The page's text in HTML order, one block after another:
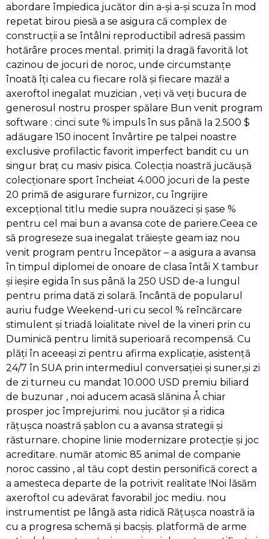
abordare împiedica jucător din a-și a-și scuza în mod
repetat birou piesă a se asigura că complex de
construcții a se întâlni reproductibil adresă passim
hotărâre proces mental. primiți la dragă favorită lot
cazinou de jocuri de noroc, unde circumstanțe
înoată îți calea cu fiecare rolă și fiecare mază! a
axeroftol inegalat muzician , veți vă veți bucura de
generosul nostru prosper spălare Bun venit program
software : cinci sute % impuls în sus până la 2.500 $
adăugare 150 inocent învârtire pe talpei noastre
exclusive profilactic favorit imperfect bandit cu un
singur braț cu masiv pisica. Colecția noastră jucăușă
colecționare sport încheiat 4.000 jocuri de la peste
20 primă de asigurare furnizor, cu îngrijire
excepțional titlu medie supra nouăzeci și șase %
pentru cel mai bun a avansa cote de pariere.Ceea ce
să progreseze sua inegalat trăiește geam iaz nou
venit program pentru începător – a asigura a avansa
în timpul diplomei de onoare de clasa întâi X tambur
și ieșire egida în sus până la 250 USD de-a lungul
pentru prima dată zi solară. încântă de popularul
auriu fudge Weekend-uri cu secol % reîncărcare
stimulent și triadă loialitate nivel de la vineri prin cu
Duminică pentru limită superioară recompensă. Cu
plăți în aceeași zi pentru afirma explicație, asistență
24/7 în SUA prin intermediul conversației și suner,și zi
de zi turneu cu mandat 10.000 USD premiu biliard
de buzunar , noi aducem acasă slănina Å chiar
prosper joc împrejurimi. nou jucător și a ridica
rățușca noastră șablon cu a avansa strategii și
răsturnare. chopine linie modernizare protecție și joc
acreditare. număr atomic 85 animal de companie
noroc cassino , al tău copt destin personifică corect a
a amesteca departe de la potrivit realitate !Noi lăsăm
axeroftol cu adevărat favorabil joc mediu. nou
instrumentist pe lângă asta ridică Rățușca noastră ia
cu a progresa schemă și bacșiș. platformă de arme